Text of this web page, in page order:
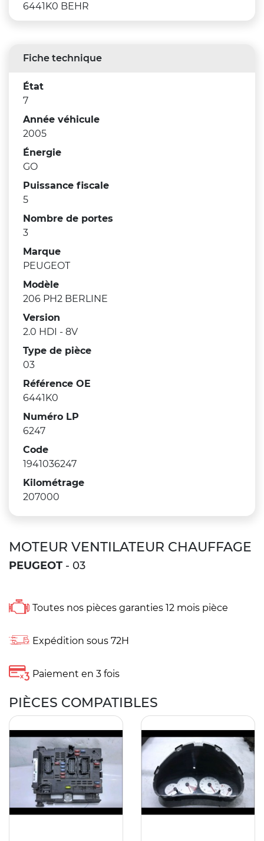
6441K0 BEHR
Fiche technique
État
7
Année véhicule
2005
Énergie
GO
Puissance fiscale
5
Nombre de portes
3
Marque
PEUGEOT
Modèle
206 PH2 BERLINE
Version
2.0 HDI - 8V
Type de pièce
03
Référence OE
6441K0
Numéro LP
6247
Code
1941036247
Kilométrage
207000
MOTEUR VENTILATEUR CHAUFFAGE
PEUGEOT - 03
Toutes nos pièces garanties 12 mois pièce
Expédition sous 72H
Paiement en 3 fois
PIÈCES COMPATIBLES